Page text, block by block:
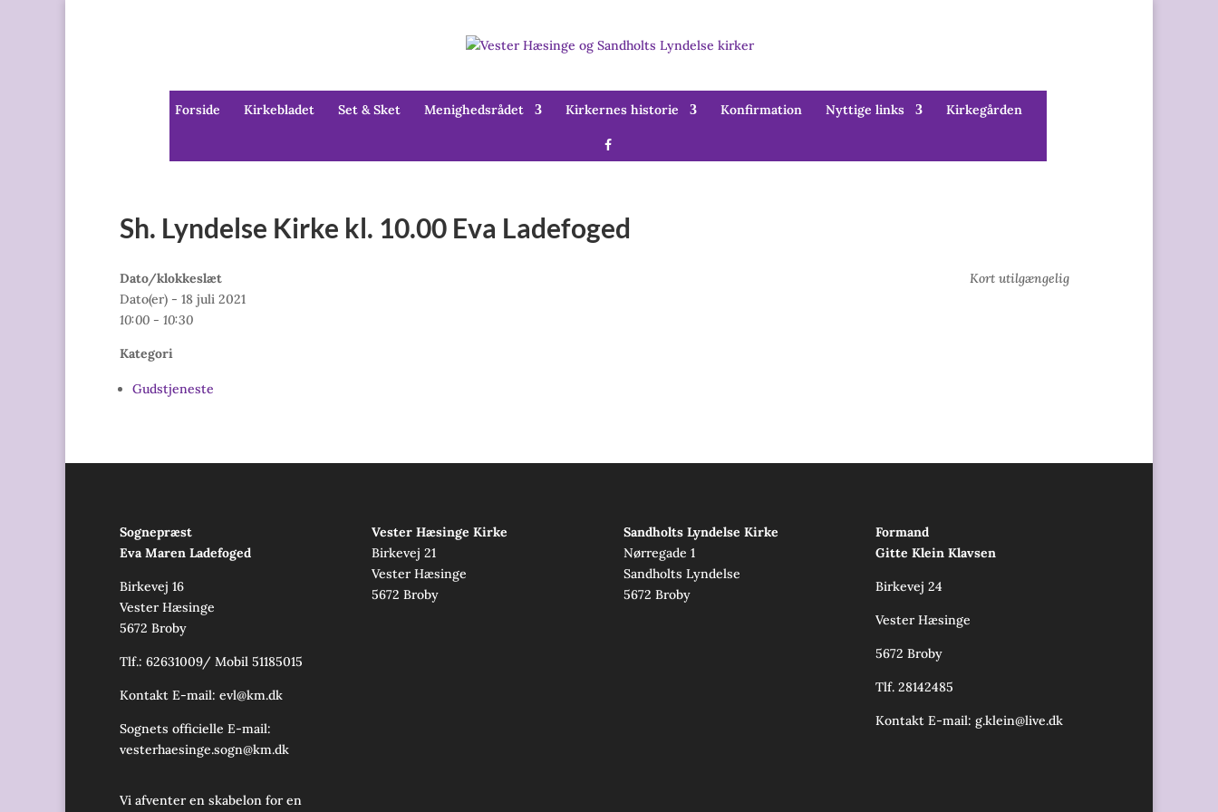
Forside Kirkebladet Set & Sket Menighedsrådet Kirkernes historie Konfirmation Nyttige links Kirkegården
Sh. Lyndelse Kirke kl. 10.00 Eva Ladefoged
Kort utilgængelig
Dato/klokkeslæt
Dato(er) - 18 juli 2021
10:00 - 10:30
Kategori
Gudstjeneste
Sognepræst
Eva Maren Ladefoged
Birkevej 16
Vester Hæsinge
5672 Broby
Tlf.: 62631009/ Mobil 51185015
Kontakt E-mail: evl@km.dk
Sognets officielle E-mail:
vesterhaesinge.sogn@km.dk
Vi afventer en skabelon for en
Vester Hæsinge Kirke
Birkevej 21
Vester Hæsinge
5672 Broby
Sandholts Lyndelse Kirke
Nørregade 1
Sandholts Lyndelse
5672 Broby
Formand
Gitte Klein Klavsen
Birkevej 24
Vester Hæsinge
5672 Broby
Tlf. 28142485
Kontakt E-mail:g.klein@live.dk